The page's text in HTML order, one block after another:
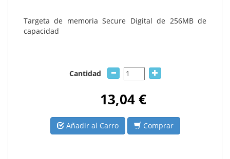
Targeta de memoria Secure Digital de 256MB de
capacidad
Cantidad
13,04 €
Añadir al Carro Comprar